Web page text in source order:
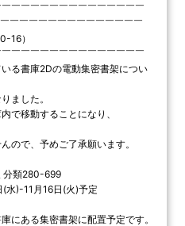
￣￣￣￣￣￣￣￣￣￣￣￣￣￣
￣￣￣￣￣￣￣￣￣￣￣￣￣￣
16）
￣￣￣￣￣￣￣￣￣￣￣￣￣￣
る書庫2Dの電動集密書架につい
ました。
で移動することになり、
ので、予めご了承願います。
分類280-699
水)-11月16日(火)予定
にある集密書架に配置予定です。